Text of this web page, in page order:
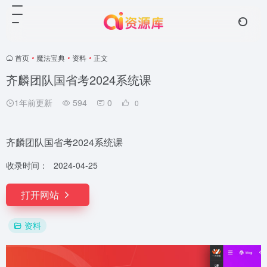
首页 • 魔法宝典 • 资料 • 正文
齐麟团队国省考2024系统课
1年前更新 594 0 0
齐麟团队国省考2024系统课
收录时间： 2024-04-25
打开网站
资料